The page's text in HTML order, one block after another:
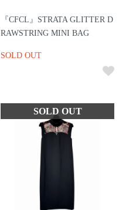
『CFCL』STRATA GLITTER D
RAWSTRING MINI BAG
SOLD OUT